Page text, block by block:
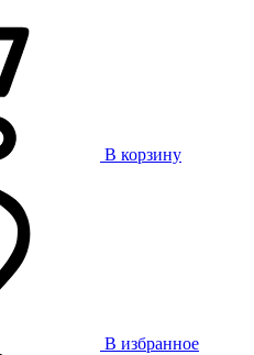
В корзину
В избранное